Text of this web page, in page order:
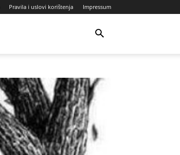
Pravila i uslovi korištenja Impressum